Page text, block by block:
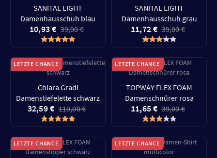
SANITAL LIGHT
Damenhausschuh blau
10,93 € 39,00 €
SANITAL LIGHT
Damenhausschuh grau
11,72 € 39,00 €
LETZTE CHANCE
Chiara Gradi
Damenstiefelette schwarz
32,59 € 110,00 €
LETZTE CHANCE
TOPWAY FLEX FOAM
Damenschnürer rosa
11,65 € 39,00 €
LETZTE CHANCE LETZTE CHANCE